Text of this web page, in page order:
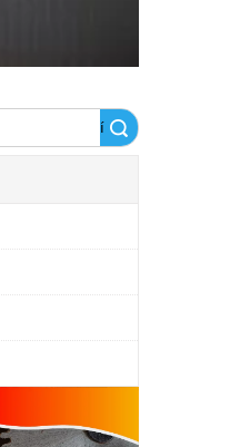
Vyhledávání